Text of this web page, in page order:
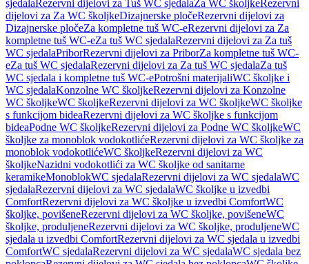
sjedalaRezervni dijelovi za Tuš WC sjedalaZa WC školjkeRezervni
dijelovi za Za WC školjkeDizajnerske pločeRezervni dijelovi za
Dizajnerske pločeZa kompletne tuš WC-eRezervni dijelovi za Za
kompletne tuš WC-eZa tuš WC sjedalaRezervni dijelovi za Za tuš
WC sjedalaPriborRezervni dijelovi za PriborZa kompletne tuš WC-
eZa tuš WC sjedalaRezervni dijelovi za Za tuš WC sjedalaZa tuš
WC sjedala i kompletne tuš WC-ePotrošni materijaliWC školjke i
WC sjedalaKonzolne WC školjkeRezervni dijelovi za Konzolne
WC školjkeWC školjkeRezervni dijelovi za WC školjkeWC školjke
s funkcijom bideaRezervni dijelovi za WC školjke s funkcijom
bideaPodne WC školjkeRezervni dijelovi za Podne WC školjkeWC
školjke za monoblok vodokotlićeRezervni dijelovi za WC školjke za
monoblok vodokotlićeWC školjkeRezervni dijelovi za WC
školjkeNazidni vodokotlići za WC školjke od sanitarne
keramikeMonoblokWC sjedalaRezervni dijelovi za WC sjedalaWC
sjedalaRezervni dijelovi za WC sjedalaWC školjke u izvedbi
ComfortRezervni dijelovi za WC školjke u izvedbi ComfortWC
školjke, povišeneRezervni dijelovi za WC školjke, povišeneWC
školjke, produljeneRezervni dijelovi za WC školjke, produljeneWC
sjedala u izvedbi ComfortRezervni dijelovi za WC sjedala u izvedbi
ComfortWC sjedalaRezervni dijelovi za WC sjedalaWC sjedala bez